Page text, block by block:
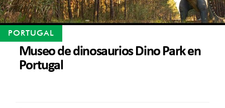
PORTUGAL
Museo de dinosaurios Dino Park en
Portugal